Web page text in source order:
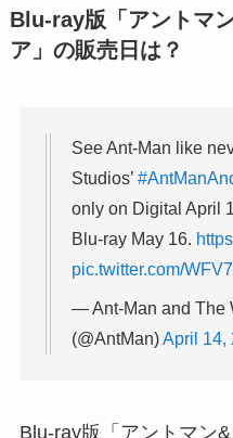
Blu-ray版「アントマ
ア」の販売日は？
See Ant-Man like
Studios’
only on Digital April
Blu-ray May 16.
pic.twitter.com/
— Ant-Man and The
(@AntMan)April 14,
Blu-ray版「アントマン